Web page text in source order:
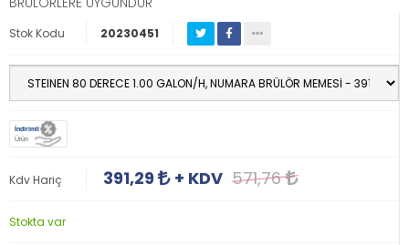
Stok Kodu 20230451
İndirimli
Ürün
Kdv Hariç 391,29 + KDV 571,76
Stokta var